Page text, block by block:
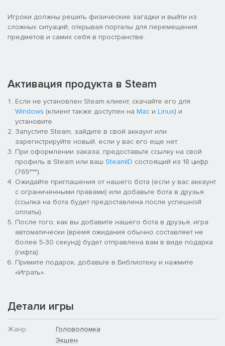
Игроки должны решить физические загадки и выйти из
сложных ситуаций, открывая порталы для перемещения
предметов и самих себя в пространстве.
Активация продукта в Steam
Если не установлен Steam клиент, скачайте его для
Windows (клиент также доступен на Mac и Linux) и
установите.
Запустите Steam, зайдите в свой аккаунт или
зарегистрируйте новый, если у вас его еще нет.
При оформлении заказа, предоставьте ссылку на свой
профиль в Steam или ваш SteamID состоящий из 18 цифр
(765***).
Ожидайте приглашения от нашего бота (если у вас аккаунт
с ограниченными правами) или добавьте бота в друзья
(ссылка на бота будет предоставлена после успешной
оплаты).
После того, как вы добавите нашего бота в друзья, игра
автоматически (время ожидания обычно составляет не
более 5-30 секунд) будет отправлена вам в виде подарка
(гифта).
Примите подарок, добавьте в Библиотеку и нажмите
«Играть».
Детали игры
Жанр:
Головоломка
Экшен